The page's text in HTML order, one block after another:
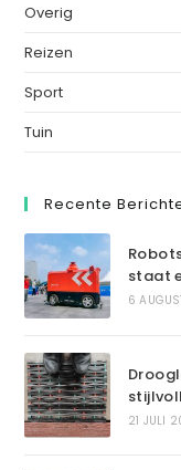
Overig
Reizen
Sport
Tuin
Recente
staat
6
21 JULI